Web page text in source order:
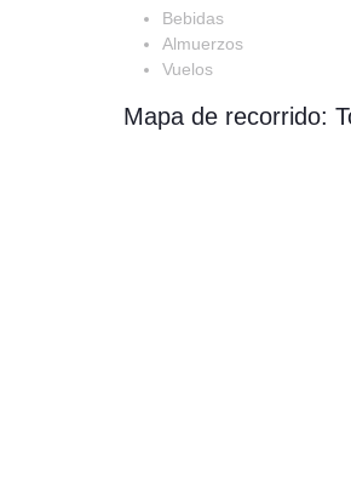
Bebidas
Almuerzos
Vuelos
Mapa de recorrido: